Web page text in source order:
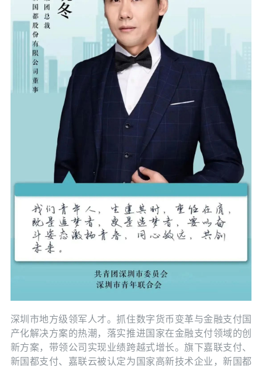
深圳市地方级领军人才。抓住数字货币变革与金融支付国
产化解决方案的热潮，落实推进国家在金融支付领域的创
新方案，带领公司实现业绩跨越式增长。旗下嘉联支付、
新国都支付、嘉联云被认定为国家高新技术企业，新国都